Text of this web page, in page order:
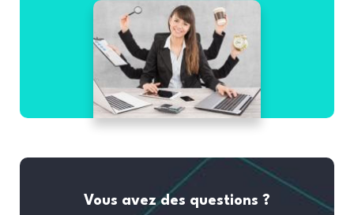
Vous avez des questions ?